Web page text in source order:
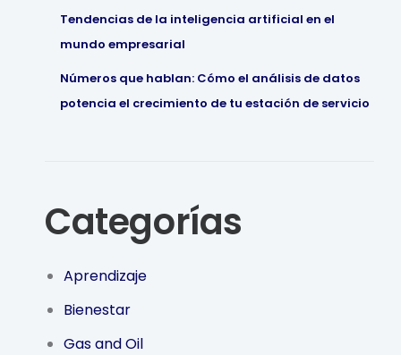
Tendencias de la inteligencia artificial en el
mundo empresarial
Números que hablan: Cómo el análisis de datos
potencia el crecimiento de tu estación de servicio
Categorías
Aprendizaje
Bienestar
Gas and Oil